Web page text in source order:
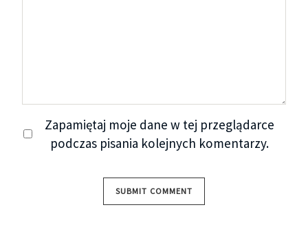
Zapamiętaj moje dane w tej przeglądarce
podczas pisania kolejnych komentarzy.